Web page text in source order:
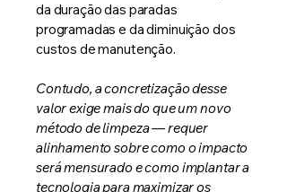
da duração das paradas
programadas e da diminuição dos
custos de manutenção.
Contudo, a concretização desse
valor exige mais do que um novo
método de limpeza — requer
alinhamento sobre como o impacto
será mensurado e como implantar a
tecnologia para maximizar os